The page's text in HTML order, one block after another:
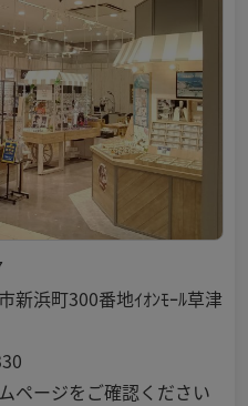
新浜町300番地ｲｵﾝﾓｰﾙ草津
ページをご確認ください